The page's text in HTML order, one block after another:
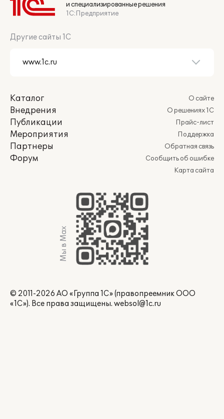
и специализированные решения
1С:Предприятие
Другие сайты 1С
Каталог
Внедрения
Публикации
Мероприятия
Партнеры
Форум
О сайте
О решениях 1С
Прайс-лист
Поддержка
Обратная связь
Сообщить об ошибке
Карта сайта
Мы в Max
© 2011-2026 АО «Группа 1С» (правопреемник ООО
«1С»). Все права защищены. websol@1c.ru